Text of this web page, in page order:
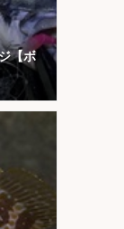
【ボ